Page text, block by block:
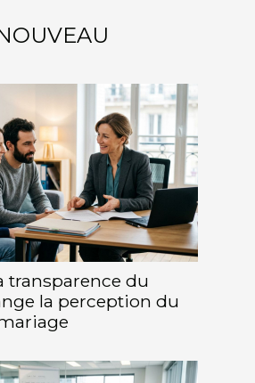
transparence du
la perception du